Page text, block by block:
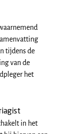
tijdens de
van de
het
in het